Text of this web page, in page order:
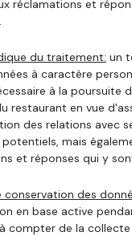
réclamations et
du traitement: un
à caractère
à la poursuite
restaurant en vue
des relations avec
mais
et réponses qui y
conservation des
en base active
compter de la collecte